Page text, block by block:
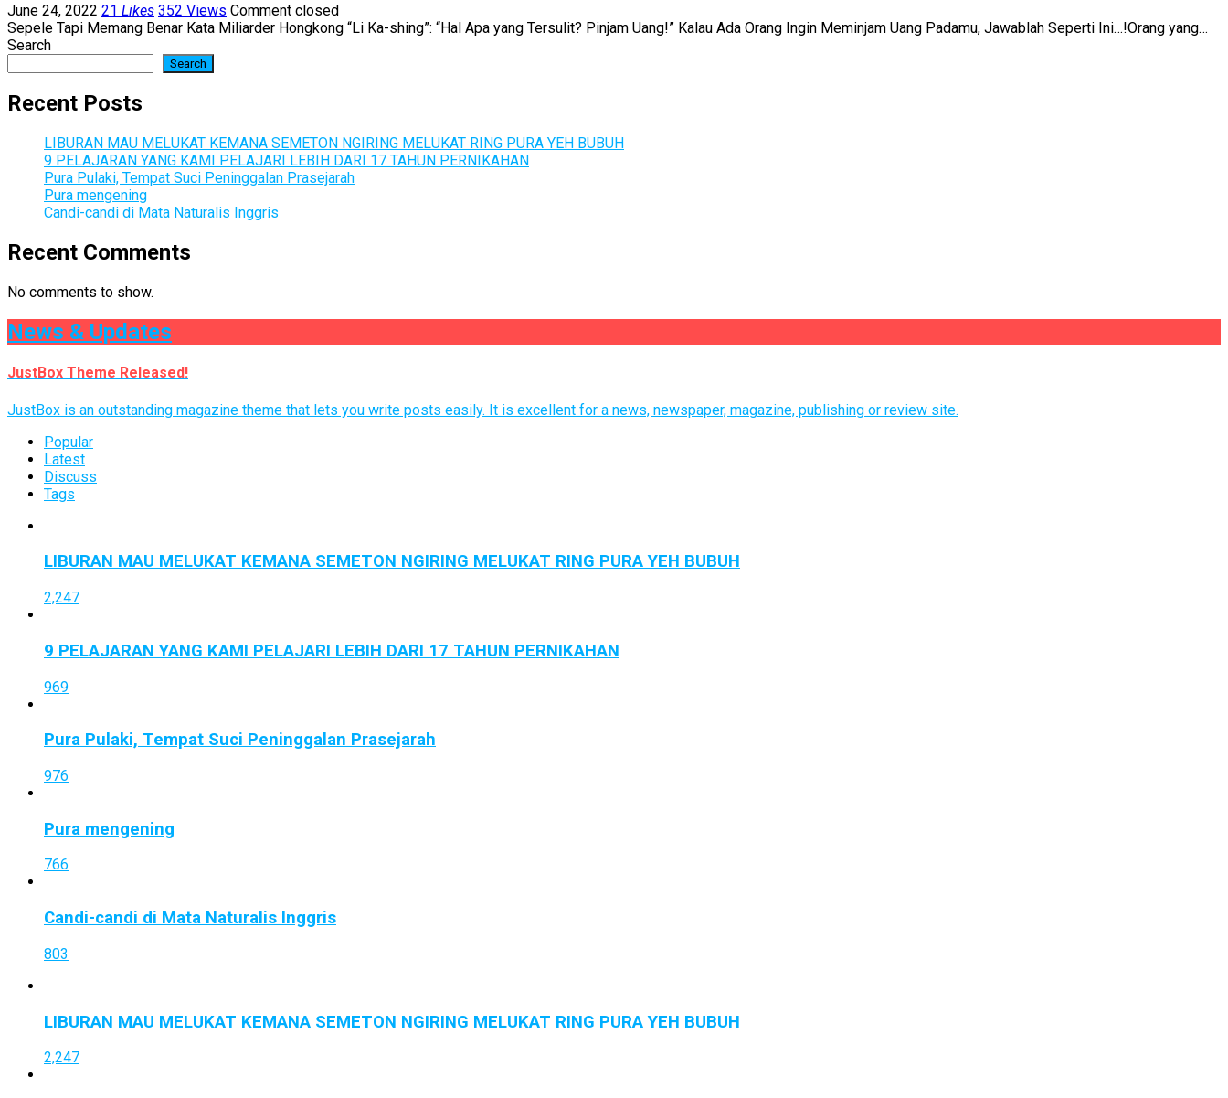
June 24, 2022 21 Likes 352 Views Comment closed
Sepele Tapi Memang Benar Kata Miliarder Hongkong “Li Ka-shing”: “Hal Apa yang Tersulit? Pinjam Uang!” Kalau Ada Orang Ingin Meminjam Uang Padamu, Jawablah Seperti Ini…!Orang yang…
Search
Search
Recent Posts
LIBURAN MAU MELUKAT KEMANA SEMETON NGIRING MELUKAT RING PURA YEH BUBUH
9 PELAJARAN YANG KAMI PELAJARI LEBIH DARI 17 TAHUN PERNIKAHAN
Pura Pulaki, Tempat Suci Peninggalan Prasejarah
Pura mengening
Candi-candi di Mata Naturalis Inggris
Recent Comments
No comments to show.
News & Updates
JustBox Theme Released!
JustBox is an outstanding magazine theme that lets you write posts easily. It is excellent for a news, newspaper, magazine, publishing or review site.
Popular
Latest
Discuss
Tags
LIBURAN MAU MELUKAT KEMANA SEMETON NGIRING MELUKAT RING PURA YEH BUBUH
2,247
9 PELAJARAN YANG KAMI PELAJARI LEBIH DARI 17 TAHUN PERNIKAHAN
969
Pura Pulaki, Tempat Suci Peninggalan Prasejarah
976
Pura mengening
766
Candi-candi di Mata Naturalis Inggris
803
LIBURAN MAU MELUKAT KEMANA SEMETON NGIRING MELUKAT RING PURA YEH BUBUH
2,247